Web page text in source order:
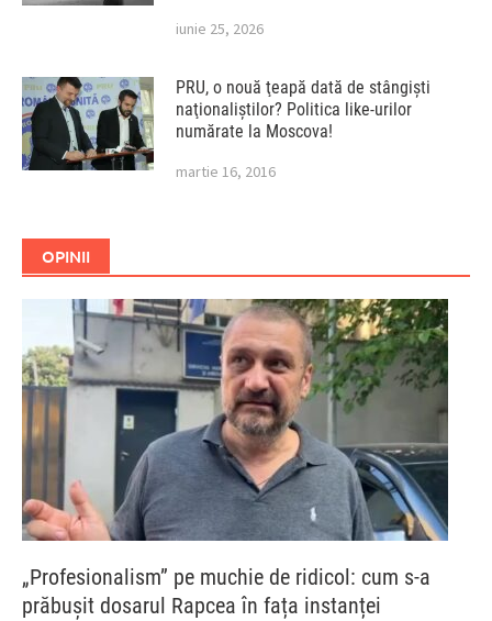
iunie 25, 2026
PRU, o nouă ţeapă dată de stângişti
naţionaliştilor? Politica like-urilor
numărate la Moscova!
martie 16, 2016
OPINII
„Profesionalism” pe muchie de ridicol: cum s-a
prăbușit dosarul Rapcea în fața instanței